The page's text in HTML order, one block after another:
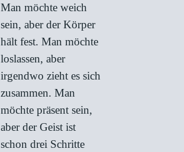
Man möchte weich
sein, aber der Körper
hält fest. Man möchte
loslassen, aber
irgendwo zieht es sich
zusammen. Man
möchte präsent sein,
aber der Geist ist
schon drei Schritte